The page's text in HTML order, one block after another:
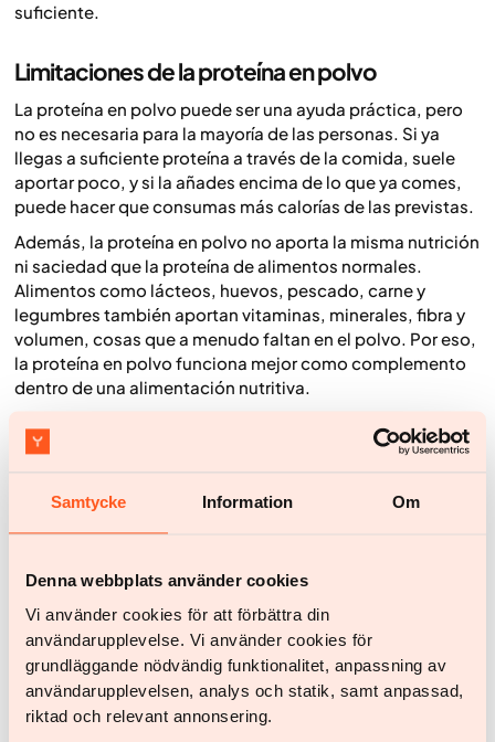
Samtycke Information Om
Denna webbplats använder cookies
Vi använder cookies för att förbättra din
användarupplevelse. Vi använder cookies för
grundläggande nödvändig funktionalitet, anpassning av
användarupplevelsen, analys och statik, samt anpassad,
riktad och relevant annonsering.
suficiente.
Limitaciones de la proteína en polvo
La proteína en polvo puede ser una ayuda práctica, pero
no es necesaria para la mayoría de las personas. Si ya
llegas a suficiente proteína a través de la comida, suele
aportar poco, y si la añades encima de lo que ya comes,
puede hacer que consumas más calorías de las previstas.
Además, la proteína en polvo no aporta la misma nutrición
ni saciedad que la proteína de alimentos normales.
Alimentos como lácteos, huevos, pescado, carne y
legumbres también aportan vitaminas, minerales, fibra y
volumen, cosas que a menudo faltan en el polvo. Por eso,
la proteína en polvo funciona mejor como complemento
dentro de una alimentación nutritiva.
La proteína en polvo dentro de la pérdida de
peso con medicación
Los medicamentos modernos para la pérdida de peso son
cada vez más habituales. Uno de sus efectos es la
mayor pérdida de peso. Como consecuencia, también
existe riesgo de perder parte de la masa muscular. Los
estudios muestran que alrededor del 25 al 39 % de la
pérdida de peso total con medicamentos GLP-1 procede
de masa libre de grasa (FFM), que incluye, entre otras
cosas, la masa muscular. Para contrarrestarlo, es
importante priorizar la proteína en las comidas y, si es